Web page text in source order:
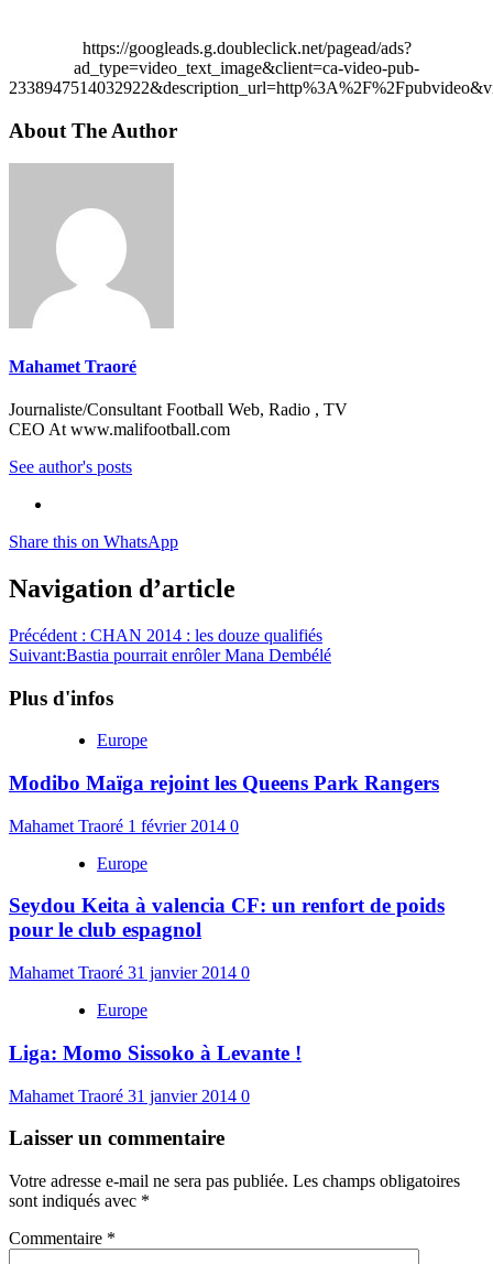
https://googleads.g.doubleclick.net/pagead/ads?
ad_type=video_text_image&client=ca-video-pub-
About The Author
Mahamet Traoré
Journaliste/Consultant Football Web, Radio , TV
CEO At www.malifootball.com
See author's posts
Share this on WhatsApp
Navigation d’article
Précédent : CHAN 2014 : les douze qualifiés
Suivant:Bastia pourrait enrôler Mana Dembélé
Plus d'infos
Europe
Modibo Maïga rejoint les Queens Park Rangers
Mahamet Traoré 1 février 2014 0
Europe
Seydou Keita à valencia CF: un renfort de poids
pour le club espagnol
Mahamet Traoré 31 janvier 2014 0
Europe
Liga: Momo Sissoko à Levante !
Mahamet Traoré 31 janvier 2014 0
Laisser un commentaire
Votre adresse e-mail ne sera pas publiée. Les champs obligatoires
sont indiqués avec *
Commentaire *